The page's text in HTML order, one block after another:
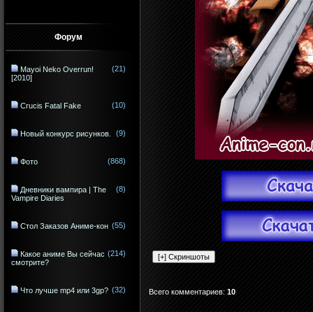
Форум
Mayoi Neko Overrun!
[2010]
(21)
Crucis Fatal Fake (10)
Новый конкурс рисунков. (9)
Фото (868)
Дневники вампира | The
Vampire Diaries
(8)
Стол Заказов Аниме-кон (55)
Какое аниме Вы сейчас
смотрите?
(214)
Что лучше mp4 или 3gp? (32) Всего комментариев: 10